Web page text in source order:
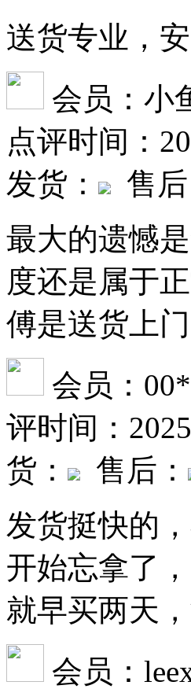
送货专业，
会员：小
点评时间：
发货：
售后
最大的遗憾
度还是属于
傅是送货上
会员：
评时间：
货：
售后：
发货挺快的
开始忘拿了
就早买两天
会员：